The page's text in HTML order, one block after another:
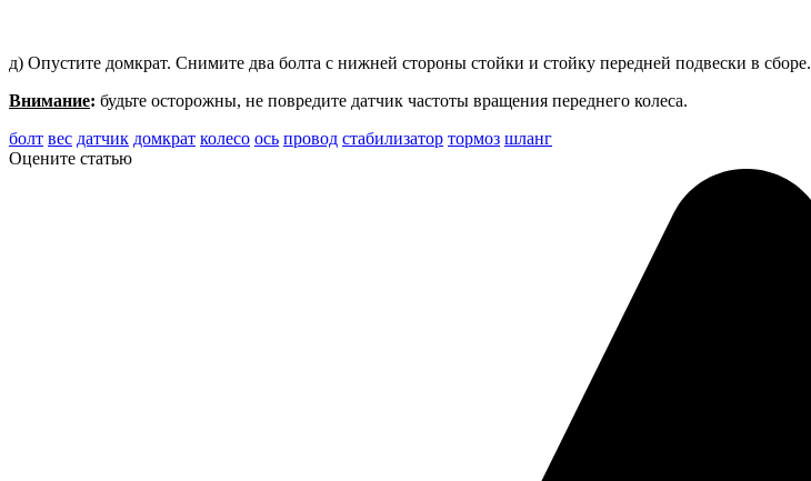
д) Опустите домкрат. Снимите два болта с нижней стороны стойки и стойку передней подвески в сборе.
Внимание: будьте осторожны, не по­вредите датчик частоты вращения переднего колеса.
болт вес датчик домкрат колесо ось провод стабилизатор тормоз шланг
Оцените статью